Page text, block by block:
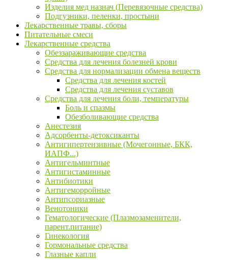
Изделия мед назнач (Перевязочные средства)
Подгузники, пеленки, простыни
Лекарственные травы, сборы
Питательные смеси
Лекарственные средства
Обеззараживающие средства
Средства для лечения болезней крови
Средства для нормализации обмена веществ
Средства для лечения костей
Средства для лечения суставов
Средства для лечения боли, температуры
Боль и спазмы
Обезболивающие средства
Анестезия
Адсорбенты-детоксиканты
Антигипертензивные (Мочегонные, БКК,
ИАПФ...)
Антигельминтные
Антигистаминные
Антибиотики
Антигеморройные
Антипсориазные
Венотоники
Гематологические (Плазмозаменители,
парент.питание)
Гинекология
Гормональные средства
Глазные капли